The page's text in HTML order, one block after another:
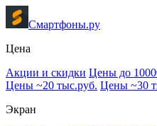
Смартфоны.ру
Цена
Акции и скидки Цены до
Цены ~20 тыс.руб. Цены ~30
Экран